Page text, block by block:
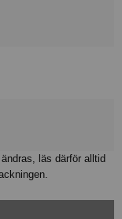
läs därför alltid